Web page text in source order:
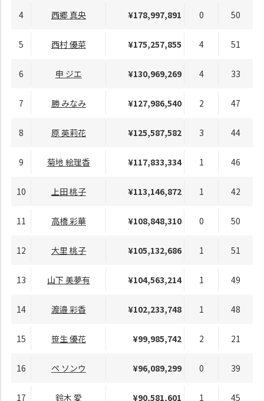
4 西郷 真央 ¥178,997,891 0 50
5 西村 優菜 ¥175,257,855 4 51
6 申 ジエ ¥130,969,269 4 33
7 勝 みなみ ¥127,986,540 2 47
8 原 英莉花 ¥125,587,582 3 44
9 菊地 絵理香 ¥117,833,334 1 46
10 上田 桃子 ¥113,146,872 1 42
11 高橋 彩華 ¥108,848,310 0 50
12 大里 桃子 ¥105,132,686 1 51
13 山下 美夢有 ¥104,563,214 1 49
14 渡邉 彩香 ¥102,233,748 1 48
15 笹生 優花 ¥99,985,742 2 21
16 ペ ソンウ ¥96,089,299 0 39
17 鈴木 愛 ¥90,581,601 1 45